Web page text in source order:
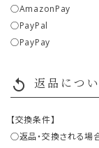
○AmazonPay
○PayPal
○PayPay
replay 返品につ
【交換条件】
○返品・交換される場